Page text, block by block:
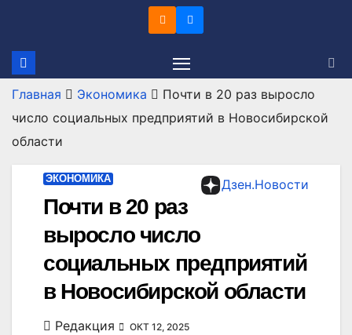
содержимому
Главная Экономика
Почти в 20 раз выросло
число социальных предприятий в Новосибирской
области
Дзен.Новости
ЭКОНОМИКА
Почти в 20 раз
выросло число
социальных предприятий
в Новосибирской области
Редакция ОКТ 12, 2025